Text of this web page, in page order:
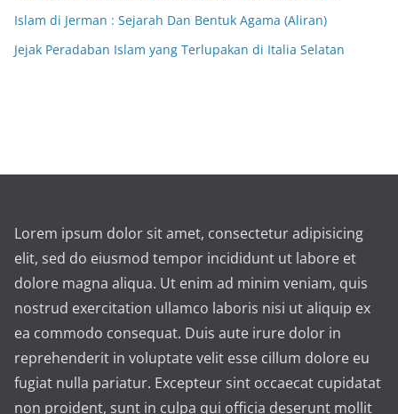
Islam di Jerman : Sejarah Dan Bentuk Agama (Aliran)
Jejak Peradaban Islam yang Terlupakan di Italia Selatan
Lorem ipsum dolor sit amet, consectetur adipisicing
elit, sed do eiusmod tempor incididunt ut labore et
dolore magna aliqua. Ut enim ad minim veniam, quis
nostrud exercitation ullamco laboris nisi ut aliquip ex
ea commodo consequat. Duis aute irure dolor in
reprehenderit in voluptate velit esse cillum dolore eu
fugiat nulla pariatur. Excepteur sint occaecat cupidatat
non proident, sunt in culpa qui officia deserunt mollit